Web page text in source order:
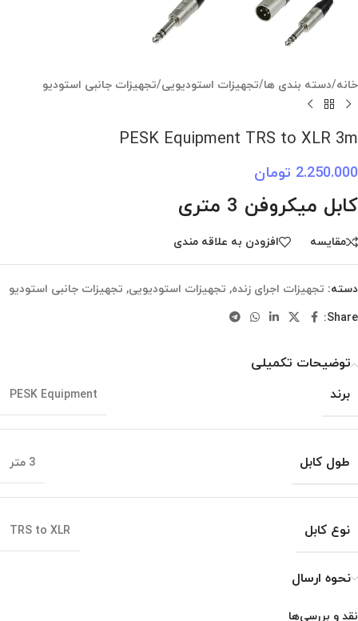
خانه/دسته بندی ها/تجهیزات استودیویی/تجهیزات جانبی استودیو
PESK Equipment TRS to XLR 3m
2.250.000 تومان
کابل میکروفن 3 متری
مقایسه افزودن به علاقه مندی
دسته: تجهیزات اجرای زنده, تجهیزات استودیویی, تجهیزات جانبی استودیو
Share:
توضیحات تکمیلی
برند
PESK Equipment
طول کابل 3 متر
نوع کابل TRS to XLR
نحوه ارسال
نقد و بررسی‌ها